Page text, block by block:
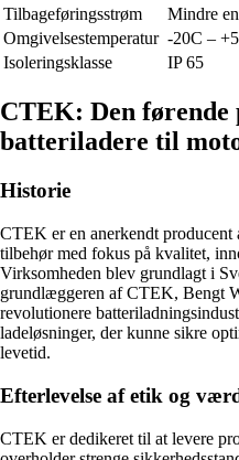
Tilbageføringsstrøm
Mindre
Omgivelsestemperatur -20C –
Isoleringsklasse
IP 65
CTEK: Den førende
batteriladere til
Historie
CTEK er en anerkendt producent
tilbehør med fokus på kvalitet,
Virksomheden blev grundlagt i
grundlæggeren af CTEK, Bengt
revolutionere
ladeløsninger, der kunne sikre
levetid.
Efterlevelse af etik og
CTEK er dedikeret til at levere